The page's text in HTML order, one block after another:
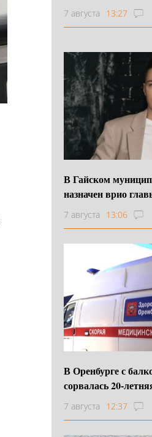
7 августа 13:27
В Гайском
назначен врио
7 августа 13:06
В Оренбурге с
сорвалась 20-
7 августа 12:37